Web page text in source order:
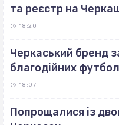
та реєстр на
18:20
Черкаський бренд
благодійних
18:07
Попрощалися із